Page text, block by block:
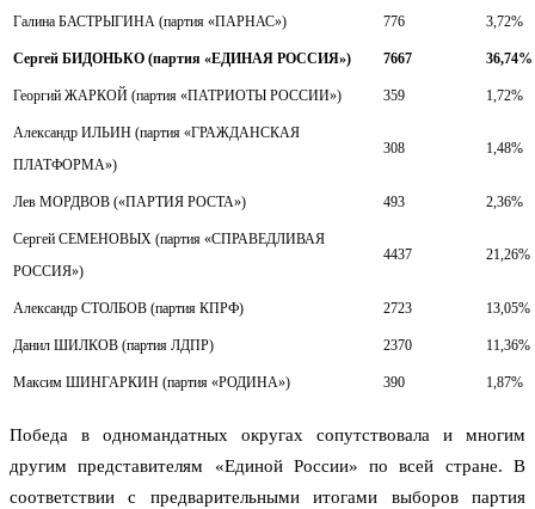
Галина БАСТРЫГИНА (партия «ПАРНАС») 776 3,72%
Сергей БИДОНЬКО (партия «ЕДИНАЯ РОССИЯ») 7667 36,74%
Георгий ЖАРКОЙ (партия «ПАТРИОТЫ РОССИИ») 359 1,72%
Александр ИЛЬИН (партия «ГРАЖДАНСКАЯ
ПЛАТФОРМА»)
308 1,48%
Лев МОРДВОВ («ПАРТИЯ РОСТА») 493 2,36%
Сергей СЕМЕНОВЫХ (партия «СПРАВЕДЛИВАЯ
РОССИЯ»)
4437 21,26%
Александр СТОЛБОВ (партия КПРФ) 2723 13,05%
Данил ШИЛКОВ (партия ЛДПР) 2370 11,36%
Максим ШИНГАРКИН (партия «РОДИНА») 390 1,87%
Победа в одномандатных округах сопутствовала и многим
другим представителям «Единой России» по всей стране. В
соответствии с предварительными итогами выборов партия